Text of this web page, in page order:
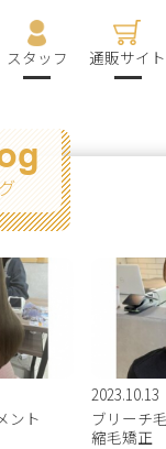
スタッフ 通販サイト
ント
2023.10.13
ブリーチ
縮毛矯正